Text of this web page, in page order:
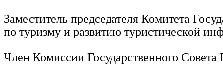
Заместитель председателя Комитета
по туризму и развитию туристической
Член Комиссии Государственного